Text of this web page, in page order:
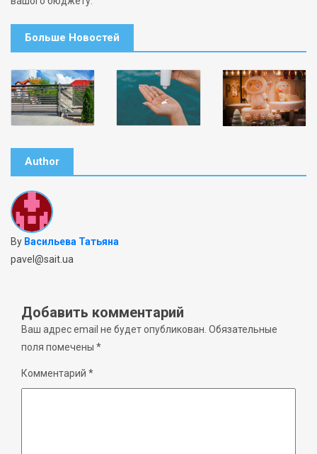
Больше Новостей
Author
By Васильева Татьяна
pavel@sait.ua
Добавить комментарий
Ваш адрес email не будет опубликован. Обязательные
поля помечены *
Комментарий *